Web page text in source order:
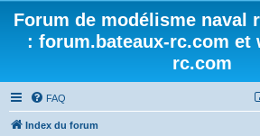
Forum de modélisme naval
: forum.bateaux-rc.com et
rc.com
FAQ
Index du forum